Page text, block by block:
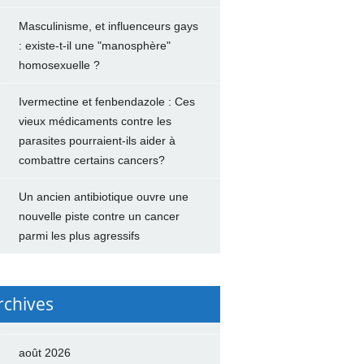
Masculinisme, et influenceurs gays
: existe-t-il une "manosphère"
homosexuelle ?
Ivermectine et fenbendazole : Ces
vieux médicaments contre les
parasites pourraient-ils aider à
combattre certains cancers?
Un ancien antibiotique ouvre une
nouvelle piste contre un cancer
parmi les plus agressifs
août 2026